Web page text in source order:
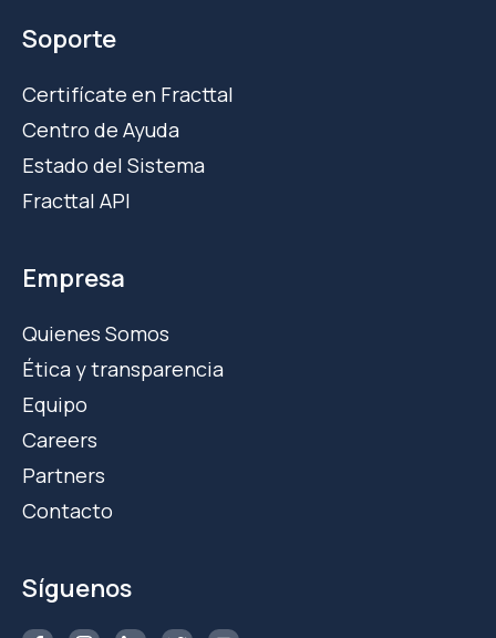
Soporte
Certifícate en Fracttal
Centro de Ayuda
Estado del Sistema
Fracttal API
Empresa
Quienes Somos
Ética y transparencia
Equipo
Careers
Partners
Contacto
Síguenos